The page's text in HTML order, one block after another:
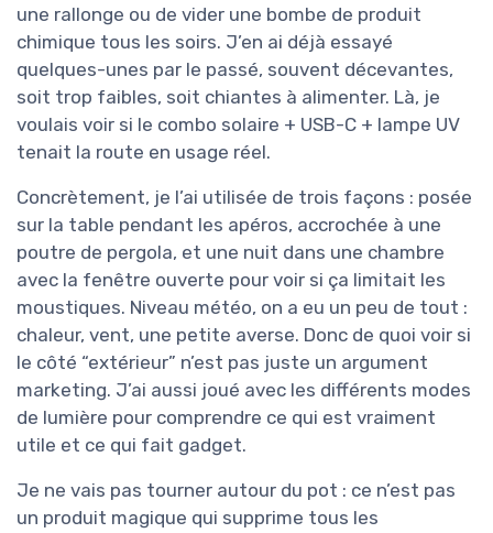
une rallonge ou de vider une bombe de produit
chimique tous les soirs. J’en ai déjà essayé
quelques-unes par le passé, souvent décevantes,
soit trop faibles, soit chiantes à alimenter. Là, je
voulais voir si le combo solaire + USB-C + lampe UV
tenait la route en usage réel.
Concrètement, je l’ai utilisée de trois façons : posée
sur la table pendant les apéros, accrochée à une
poutre de pergola, et une nuit dans une chambre
avec la fenêtre ouverte pour voir si ça limitait les
moustiques. Niveau météo, on a eu un peu de tout :
chaleur, vent, une petite averse. Donc de quoi voir si
le côté “extérieur” n’est pas juste un argument
marketing. J’ai aussi joué avec les différents modes
de lumière pour comprendre ce qui est vraiment
utile et ce qui fait gadget.
Je ne vais pas tourner autour du pot : ce n’est pas
un produit magique qui supprime tous les